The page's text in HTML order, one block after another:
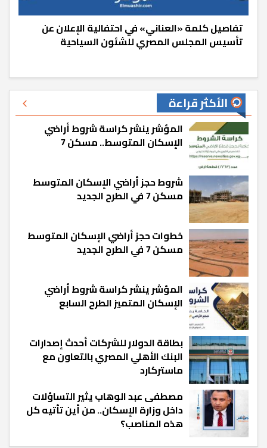
تفاصيل كلمة «العناني» في احتفالية الإعلان عن
تأسيس المجلس المصري للشئون السياحية
الأكثر قراءة
المؤشر ينشر كراسة شروط أراضي
الإسكان المتوسط.. مسكن 7
شروط حجز أراضي الإسكان المتوسط
مسكن 7 في الطرح الجديد
خطوات حجز أراضي الإسكان المتوسط
مسكن 7 في الطرح الجديد
المؤشر ينشر كراسة شروط أراضي
الإسكان المتميز الطرح السابع
بطاقة الدولار للشركات أحدث إصدارات
البنك الأهلي المصري بالتعاون مع
ماستركارد
مصطفى عبد الوهاب يثير التساؤلات
داخل وزارة الإسكان.. من أين تأتيه كل
هذه المناصب؟